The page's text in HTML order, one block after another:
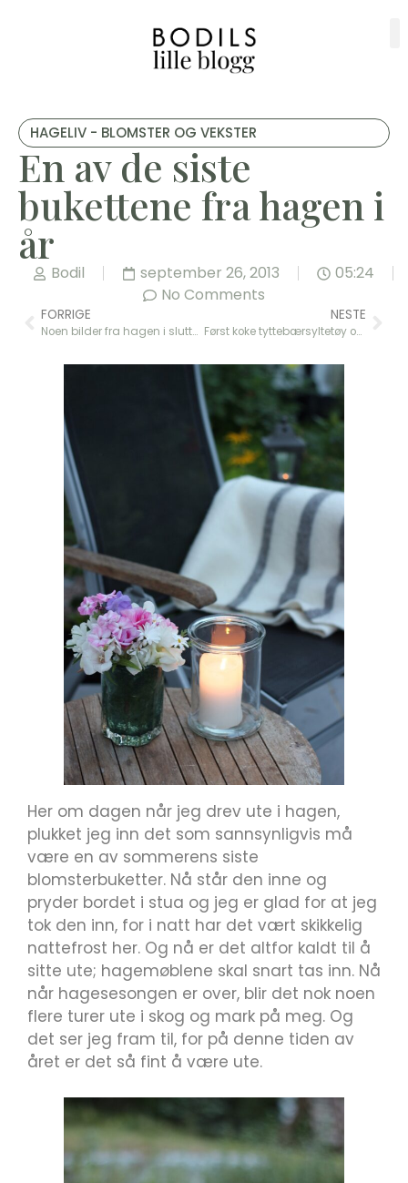
HAGELIV - BLOMSTER OG VEKSTER
En av de siste
bukettene fra hagen i
år
Bodil september 26, 2013
05:24
No Comments
FORRIGE
Noen bilder fra hagen i slutten av september 2013
NESTE
Først koke tyttebærsyltetøy og deretter bake tyttebærkake
Her om dagen når jeg drev ute i hagen,
plukket jeg inn det som sannsynligvis må
være en av sommerens siste
blomsterbuketter. Nå står den inne og
pryder bordet i stua og jeg er glad for at jeg
tok den inn, for i natt har det vært skikkelig
nattefrost her. Og nå er det altfor kaldt til å
sitte ute; hagemøblene skal snart tas inn. Nå
når hagesesongen er over, blir det nok noen
flere turer ute i skog og mark på meg. Og
det ser jeg fram til, for på denne tiden av
året er det så fint å være ute.